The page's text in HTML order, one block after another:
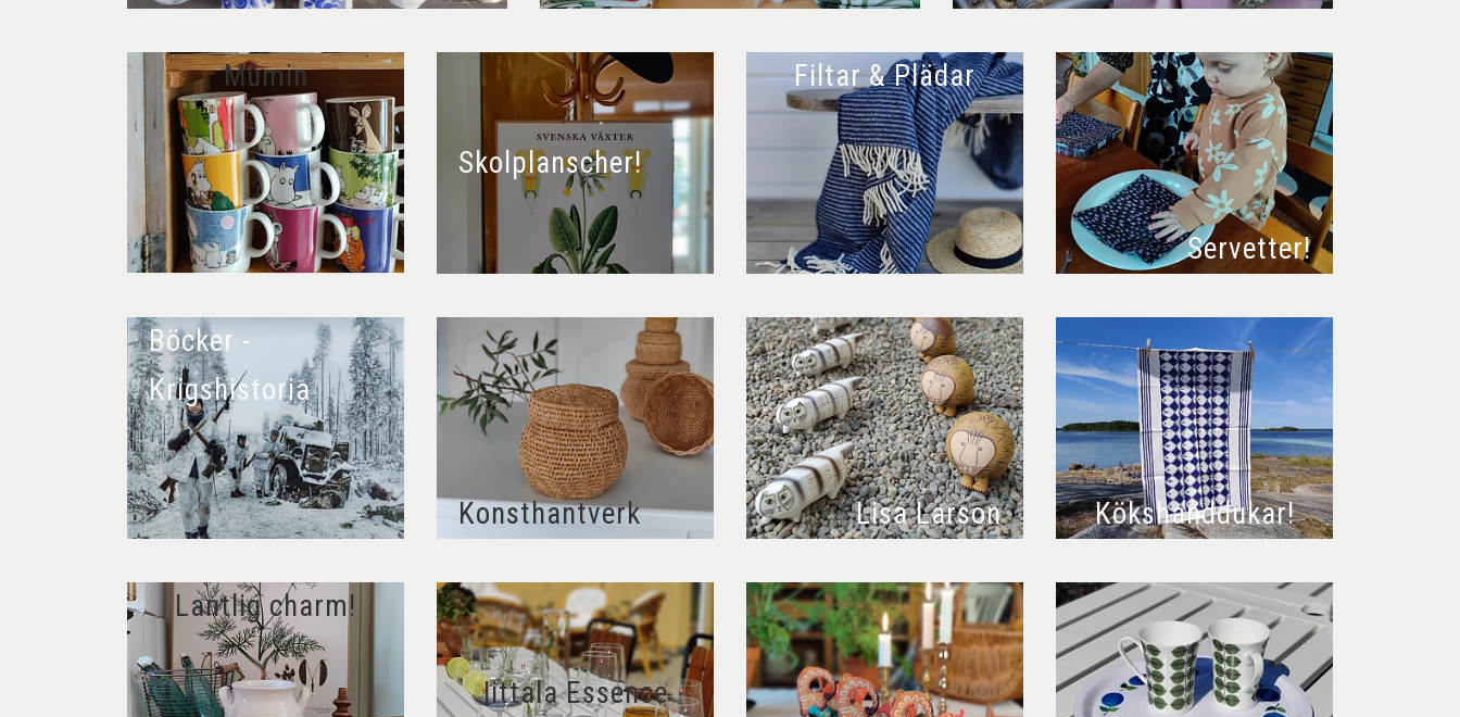
Mumin
Skolplanscher!
Filtar & Plädar
Servetter!
Böcker -
Krigshistoria
Konsthantverk Lisa Larson Kökshanddukar!
Lantlig charm!
Iittala Essence